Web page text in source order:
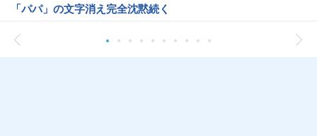
「パパ」の文字消え完全沈黙続く